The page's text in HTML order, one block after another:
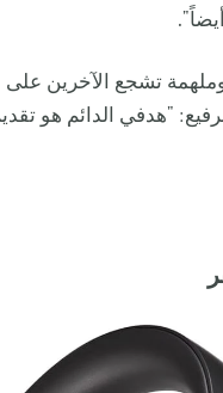
تشجع الآخرين
"هدفي الدائم هو